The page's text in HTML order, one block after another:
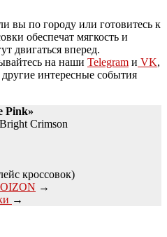
вы по городу или готовитесь к
обеспечат мягкость и
двигаться вперед.
на наши Telegram и VK,
интересные события
Pink»
Crimson
кроссовок)
→
→